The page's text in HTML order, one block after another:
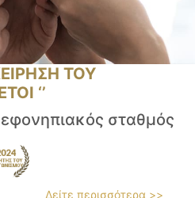
ΤΟΥ
‘’
σταθμός
Δείτε περισσότερα >>